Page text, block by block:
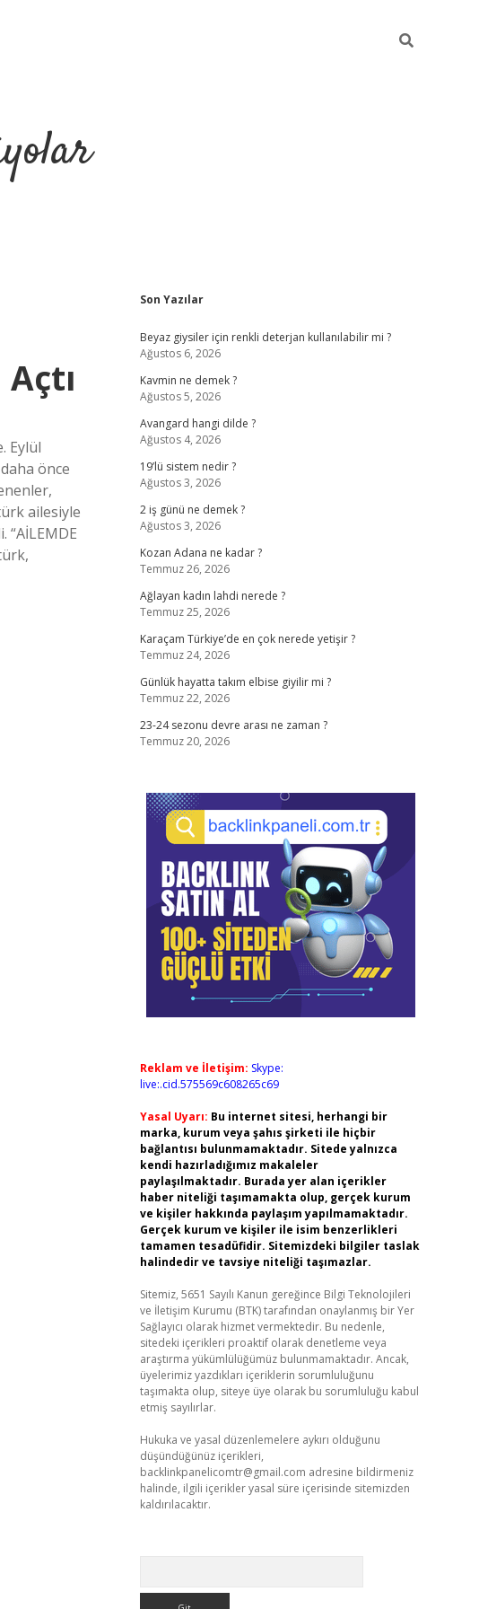
Eylül
önce
ailesiyle
Sidebar
Son Yazılar
Beyaz giysiler için renkli deterjan kullanılabilir mi ?
Ağustos 6, 2026
Kavmin ne demek ?
Ağustos 5, 2026
Avangard hangi dilde ?
Ağustos 4, 2026
19’lü sistem nedir ?
Ağustos 3, 2026
2 iş günü ne demek ?
Ağustos 3, 2026
Kozan Adana ne kadar ?
Temmuz 26, 2026
Ağlayan kadın lahdi nerede ?
Temmuz 25, 2026
Karaçam Türkiye’de en çok nerede yetişir ?
Temmuz 24, 2026
Günlük hayatta takım elbise giyilir mi ?
Temmuz 22, 2026
23-24 sezonu devre arası ne zaman ?
Temmuz 20, 2026
Reklam ve İletişim: Skype:
live:.cid.575569c608265c69
Yasal Uyarı: Bu internet sitesi, herhangi bir
marka, kurum veya şahıs şirketi ile hiçbir
bağlantısı bulunmamaktadır. Sitede yalnızca
kendi hazırladığımız makaleler
paylaşılmaktadır. Burada yer alan içerikler
haber niteliği taşımamakta olup, gerçek kurum
ve kişiler hakkında paylaşım yapılmamaktadır.
Gerçek kurum ve kişiler ile isim benzerlikleri
tamamen tesadüfidir. Sitemizdeki bilgiler taslak
halindedir ve tavsiye niteliği taşımazlar.
Sitemiz, 5651 Sayılı Kanun gereğince Bilgi Teknolojileri
ve İletişim Kurumu (BTK) tarafından onaylanmış bir Yer
Sağlayıcı olarak hizmet vermektedir. Bu nedenle,
sitedeki içerikleri proaktif olarak denetleme veya
araştırma yükümlülüğümüz bulunmamaktadır. Ancak,
üyelerimiz yazdıkları içeriklerin sorumluluğunu
taşımakta olup, siteye üye olarak bu sorumluluğu kabul
etmiş sayılırlar.
Hukuka ve yasal düzenlemelere aykırı olduğunu
düşündüğünüz içerikleri,
backlinkpanelicomtr@gmail.com adresine bildirmeniz
halinde, ilgili içerikler yasal süre içerisinde sitemizden
kaldırılacaktır.
ilbet yeni giriş